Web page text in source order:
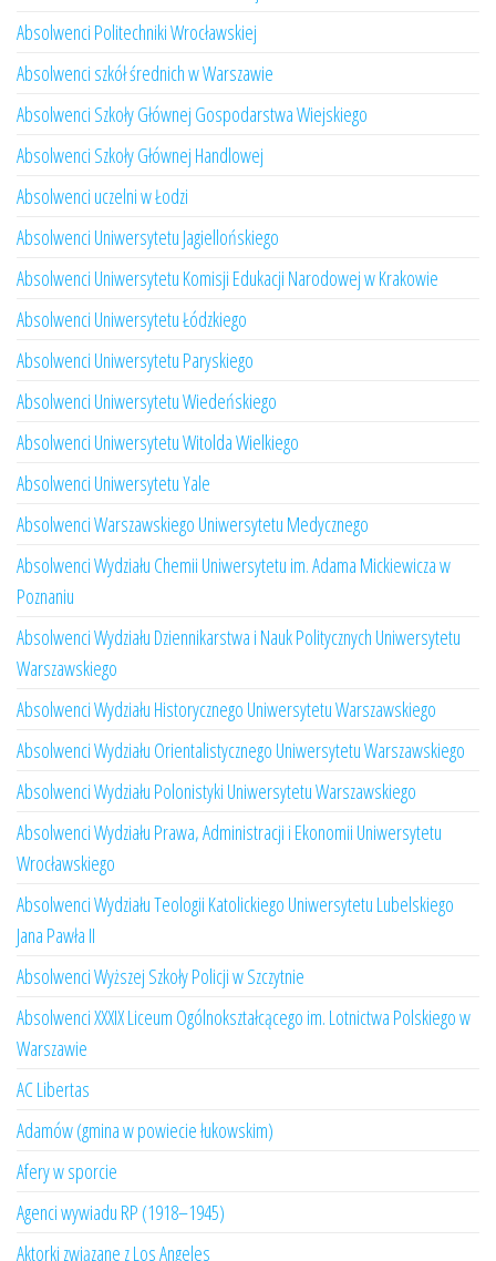
Absolwenci Politechniki Wrocławskiej
Absolwenci szkół średnich w Warszawie
Absolwenci Szkoły Głównej Gospodarstwa Wiejskiego
Absolwenci Szkoły Głównej Handlowej
Absolwenci uczelni w Łodzi
Absolwenci Uniwersytetu Jagiellońskiego
Absolwenci Uniwersytetu Komisji Edukacji Narodowej w Krakowie
Absolwenci Uniwersytetu Łódzkiego
Absolwenci Uniwersytetu Paryskiego
Absolwenci Uniwersytetu Wiedeńskiego
Absolwenci Uniwersytetu Witolda Wielkiego
Absolwenci Uniwersytetu Yale
Absolwenci Warszawskiego Uniwersytetu Medycznego
Absolwenci Wydziału Chemii Uniwersytetu im. Adama Mickiewicza w
Poznaniu
Absolwenci Wydziału Dziennikarstwa i Nauk Politycznych Uniwersytetu
Warszawskiego
Absolwenci Wydziału Historycznego Uniwersytetu Warszawskiego
Absolwenci Wydziału Orientalistycznego Uniwersytetu Warszawskiego
Absolwenci Wydziału Polonistyki Uniwersytetu Warszawskiego
Absolwenci Wydziału Prawa, Administracji i Ekonomii Uniwersytetu
Wrocławskiego
Absolwenci Wydziału Teologii Katolickiego Uniwersytetu Lubelskiego
Jana Pawła II
Absolwenci Wyższej Szkoły Policji w Szczytnie
Absolwenci XXXIX Liceum Ogólnokształcącego im. Lotnictwa Polskiego w
Warszawie
AC Libertas
Adamów (gmina w powiecie łukowskim)
Afery w sporcie
Agenci wywiadu RP (1918–1945)
Aktorki związane z Los Angeles